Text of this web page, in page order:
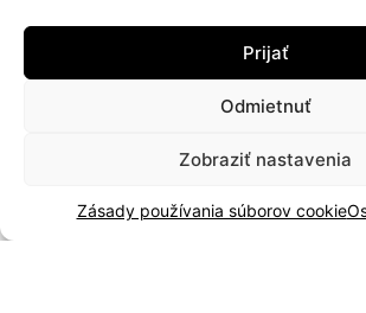
Prijať
Odmietnuť
Zobraziť nastavenia
Zásady používania súborov cookie
Záručné podmienky
Reklamácia a vrátenie
Obchodné podmienky